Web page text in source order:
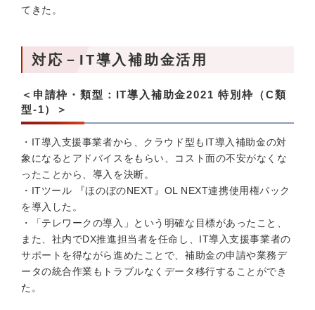
てきた。
対応－IT導入補助金活用
＜申請枠・類型：IT導入補助金2021 特別枠（C類
型-1）＞
・IT導入支援事業者から、クラウド型もIT導入補助金の対
象になるとアドバイスをもらい、コスト面の不安がなくな
ったことから、導入を決断。
・ITツール 『ほのぼのNEXT』OL NEXT連携使用権パック
を導入した。
・「テレワークの導入」という明確な目標があったこと、
また、社内でDX推進担当者を任命し、IT導入支援事業者の
サポートを得ながら進めたことで、補助金の申請や業務デ
ータの統合作業もトラブルなくデータ移行することができ
た。